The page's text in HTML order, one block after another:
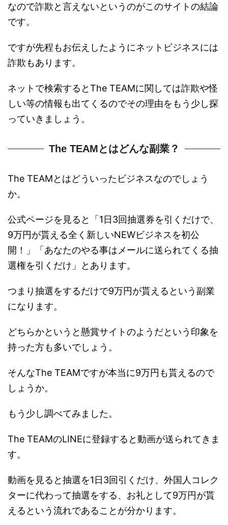
なので詐欺と言えないというのがこのサイトの結論
です。
ですが先程もお伝えしたようにネットビジネスには
詐欺もあります。
ネットで検索するとThe TEAMに関しては詐欺や怪
しい等の情報も出てくるのでその理由をもう少し探
っていきましょう。
The TEAMとはどんな副業？
The TEAMとはどういったビジネスなのでしょう
か。
公式ページを見ると「1日3回抽選券を引くだけで、
9万円が貰える全く新しいNEWビジネスを初公
開！」「あなたのやる事はメールに送られてくる抽
選権を引くだけ」とあります。
つまり抽選をするだけで9万円が貰えるという副業
になります。
どちらかというと懸賞サイトのようだという印象を
持った方も多いでしょう。
そんなThe TEAMですが本当に9万円も貰えるので
しょうか。
もう少し調べてみました。
The TEAMのLINEに登録すると動画が送られてきま
す。
動画を見ると抽選を1日3回引くだけ、外国人コレク
ターに代わって抽選をする、お礼として9万円が貰
えるという流れであることが分かります。